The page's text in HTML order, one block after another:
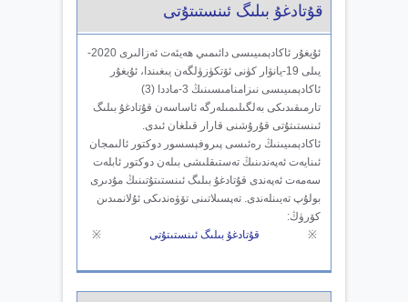
قۇتادغۇ بىلىگ ئىنستىتۇتى
ئۇيغۇر ئاكادېمىيىسى دائىمىي ھەيئەت ئەزالىرى 2020-
يىلى 19-يانۋار كۈنى ئۆتكۈزۈلگەن يىغىندا، ئۇيغۇر
ئاكادېمىيىسى نىزامنامىسىنىڭ 3-ماددا (3)
تارمىقىدىكى بەلگىلىمىلەرگە ئاساسەن قۇتادغۇ بىلىگ
ئىنستىتۇتى قۇرۇشنى قارار قىلغان ئىدى.
ئاكادېمىيىنىڭ رەئىسى پىروفېسسور دوكتور ئالىمجان
ئىنايەت ئەپەندىنىڭ تەستىقلىشى بىلەن دوكتور ئابلەت
سەمەت ئەپەندى قۇتادغۇ بىلىگ ئىنستىتۇتىنىڭ مۇدىرى
بولۇپ تەيىنلەندى. تەپسىلاتىنى تۆۋەندىكى ئۇلانمىدىن
كۆرۈڭ:
※
قۇتادغۇ بىلىگ ئىنستىتۇتى ※